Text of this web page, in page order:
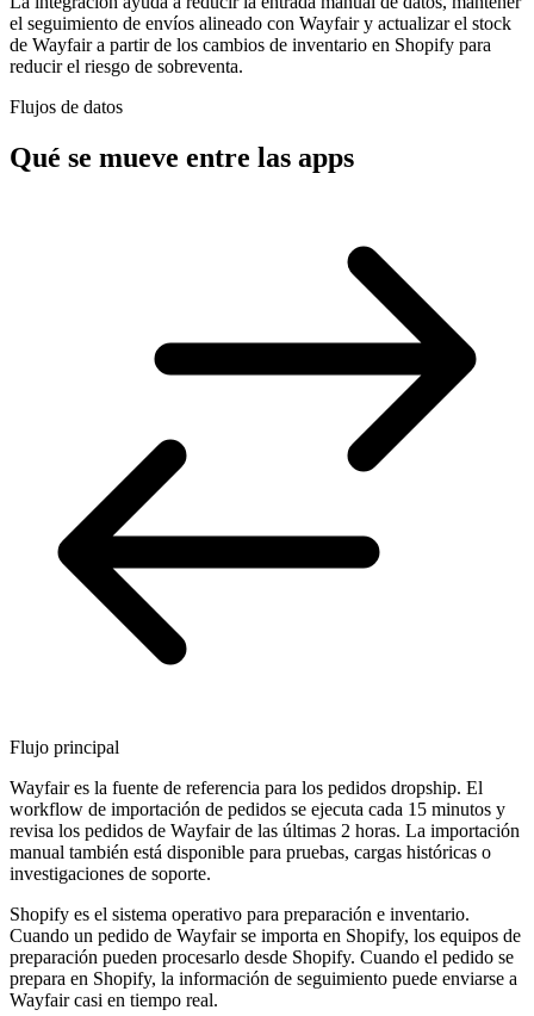
el seguimiento de envíos alineado con Wayfair y actualizar el stock
de Wayfair a partir de los cambios de inventario en Shopify para
reducir el riesgo de sobreventa.
Flujos de datos
Qué se mueve entre las apps
Flujo principal
Wayfair es la fuente de referencia para los pedidos dropship. El
workflow de importación de pedidos se ejecuta cada 15 minutos y
revisa los pedidos de Wayfair de las últimas 2 horas. La importación
manual también está disponible para pruebas, cargas históricas o
investigaciones de soporte.
Shopify es el sistema operativo para preparación e inventario.
Cuando un pedido de Wayfair se importa en Shopify, los equipos de
preparación pueden procesarlo desde Shopify. Cuando el pedido se
prepara en Shopify, la información de seguimiento puede enviarse a
Wayfair casi en tiempo real.